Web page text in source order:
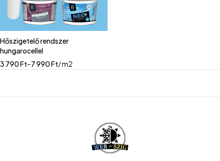
Hőszigetelő rendszer
hungarocellel
3 790Ft–7 990Ft/ m2